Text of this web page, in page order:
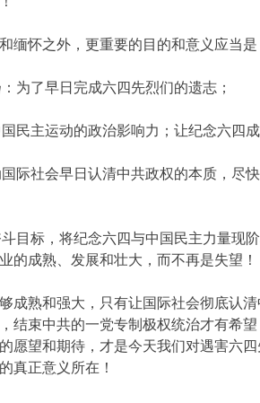
缅怀之外，更重要的目的和意义应当是
为了早日完成六四先烈们的遗志；
民主运动的政治影响力；让纪念六四
际社会早日认清中共政权的本质，尽
目标，将纪念六四与中国民主力量现
的成熟、发展和壮大，而不再是失望！
成熟和强大，只有让国际社会彻底认
结束中共的一党专制极权统治才有希
愿望和期待，才是今天我们对遇害六
真正意义所在！